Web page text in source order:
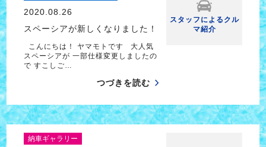
2020.08.26
スペーシアが新しくなりました！
こんにちは！ ヤマモトです 大人気
スペーシアが 一部仕様変更しましたの
で すこしご…
つづきを読む
スタッフによるクル
マ紹介
納車ギャラリー